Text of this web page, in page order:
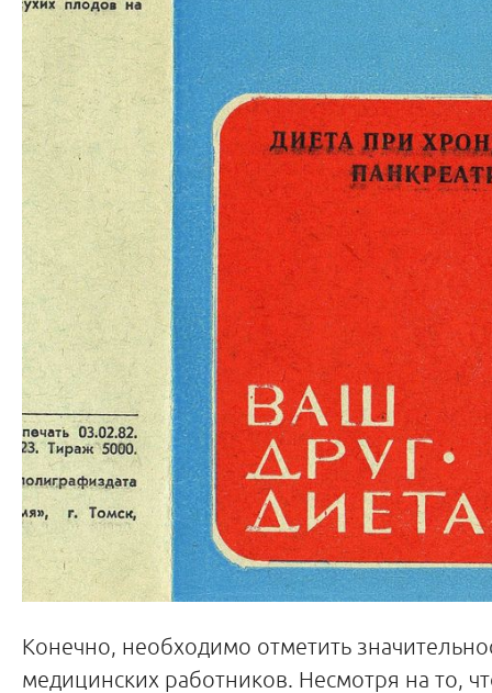
Конечно, необходимо отметить
медицинских работников. Несмотря на то,